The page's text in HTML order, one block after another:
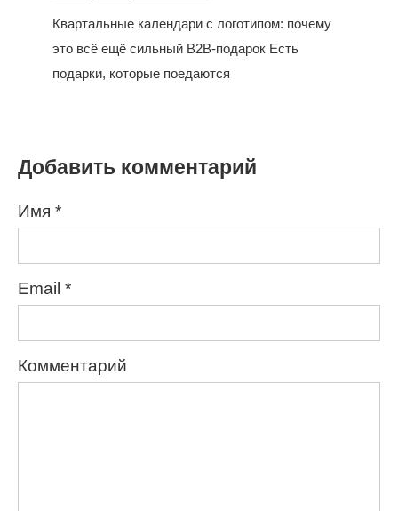
Квартальные календари с логотипом: почему
это всё ещё сильный B2B-подарок Есть
подарки, которые поедаются
Добавить комментарий
Имя *
Email *
Комментарий